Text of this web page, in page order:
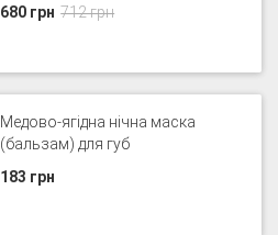
712 грн
680 грн
Медово-ягідна нічна маска
(бальзам) для губ
183 грн